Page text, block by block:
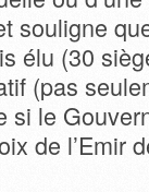
souligne
élu (30
(pas
si le
de l’Emir